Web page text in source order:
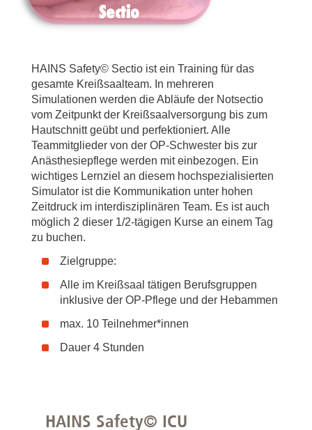
HAINS Safety© Sectio ist ein Training für das
gesamte Kreißsaalteam. In mehreren
Simulationen werden die Abläufe der Notsectio
vom Zeitpunkt der Kreißsaalversorgung bis zum
Hautschnitt geübt und perfektioniert. Alle
Teammitglieder von der OP-Schwester bis zur
Anästhesiepflege werden mit einbezogen. Ein
wichtiges Lernziel an diesem hochspezialisierten
Simulator ist die Kommunikation unter hohen
Zeitdruck im interdisziplinären Team. Es ist auch
möglich 2 dieser 1/2-tägigen Kurse an einem Tag
zu buchen.
Zielgruppe:
Alle im Kreißsaal tätigen Berufsgruppen
inklusive der OP-Pflege und der Hebammen
max. 10 Teilnehmer*innen
Dauer 4 Stunden
HAINS Safety© ICU